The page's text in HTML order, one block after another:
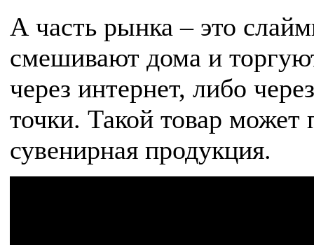
А часть рынка – это
смешивают дома и
через интернет, либо
точки. Такой товар может
сувенирная продукция.